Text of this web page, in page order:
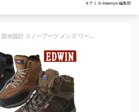
キテミヨ-kitemiyo-編集部
エドウィン EDWIN 防水設計 スノーブーツ メンズ ワークブーツ カジュアルブーツ マウンテンブーツ メンズ靴 メンズ ブーツ 靴 エンジニアブーツ 【EDS-9120】